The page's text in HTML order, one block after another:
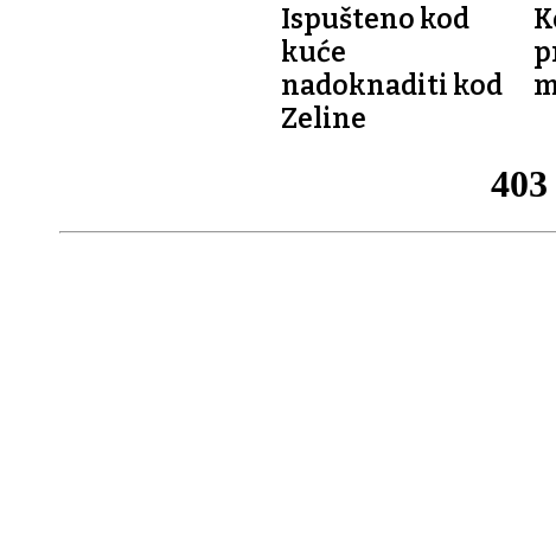
Ispušteno kod
kuće
nadoknaditi kod
Zeline